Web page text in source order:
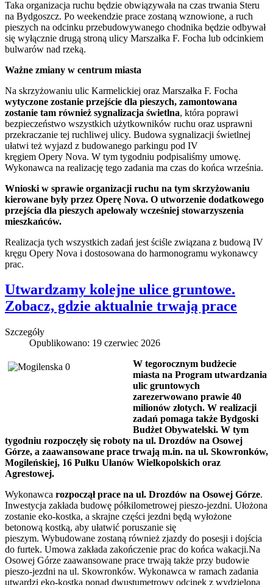
Taka organizacja ruchu będzie obwiązywała na czas trwania Steru
na Bydgoszcz. Po weekendzie prace zostaną wznowione, a ruch
pieszych na odcinku przebudowywanego chodnika będzie odbywał
się wyłącznie drugą stroną ulicy Marszałka F. Focha lub odcinkiem
bulwarów nad rzeką.
Ważne zmiany w centrum miasta
Na skrzyżowaniu ulic Karmelickiej oraz Marszałka F. Focha
wytyczone zostanie przejście dla pieszych, zamontowana
zostanie tam również sygnalizacja świetlna, która poprawi
bezpieczeństwo wszystkich użytkowników ruchu oraz usprawni
przekraczanie tej ruchliwej ulicy. Budowa sygnalizacji świetlnej
ułatwi też wyjazd z budowanego parkingu pod IV
kręgiem Opery Nova. W tym tygodniu podpisaliśmy umowę.
Wykonawca na realizację tego zadania ma czas do końca września.
Wnioski w sprawie organizacji ruchu na tym skrzyżowaniu
kierowane były przez Operę Nova. O utworzenie dodatkowego
przejścia dla pieszych apelowały wcześniej stowarzyszenia
mieszkańców.
Realizacja tych wszystkich zadań jest ściśle związana z budową IV
kręgu Opery Nova i dostosowana do harmonogramu wykonawcy
prac.
Utwardzamy kolejne ulice gruntowe.
Zobacz, gdzie aktualnie trwają prace
Szczegóły
Opublikowano: 19 czerwiec 2026
W tegorocznym budżecie
miasta na Program utwardzania
ulic gruntowych
zarezerwowano prawie 40
milionów złotych. W realizacji
zadań pomaga także Bydgoski
Budżet Obywatelski. W tym
tygodniu rozpoczęły się roboty na ul. Drozdów na Osowej
Górze, a zaawansowane prace trwają m.in. na ul. Skowronków,
Mogileńskiej, 16 Pułku Ułanów Wielkopolskich oraz
Agrestowej.
Wykonawca rozpoczął prace na ul. Drozdów na Osowej Górze.
Inwestycja zakłada budowę półkilometrowej pieszo-jezdni. Ułożona
zostanie eko-kostka, a skrajne części jezdni będą wyłożone
betonową kostką, aby ułatwić poruszanie się
pieszym. Wybudowane zostaną również zjazdy do posesji i dojścia
do furtek. Umowa zakłada zakończenie prac do końca wakacji.Na
Osowej Górze zaawansowane prace trwają także przy budowie
pieszo-jezdni na ul. Skowronków. Wykonawca w ramach zadania
utwardzi eko-kostką ponad dwustumetrowy odcinek z wydzieloną